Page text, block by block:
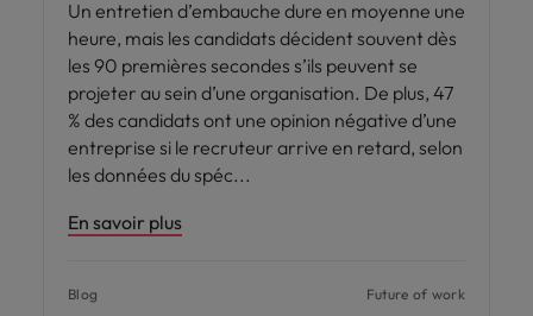
Un entretien d’embauche dure en moyenne une
heure, mais les candidats décident souvent dès
les 90 premières secondes s’ils peuvent se
projeter au sein d’une organisation. De plus, 47
% des candidats ont une opinion négative d’une
entreprise si le recruteur arrive en retard, selon
les données du spéc
En savoir plus
Blog Future of work